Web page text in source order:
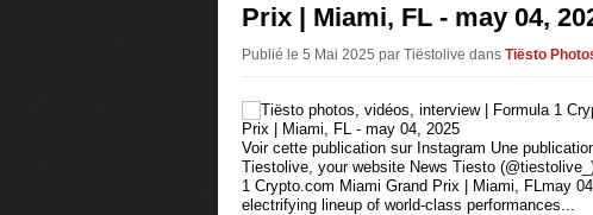
Prix | Miami, FL - may 04,
Publié le 5 Mai 2025 par Tiëstolive dans Tiësto
Voir cette publication sur Instagram Une
Tiestolive, your website News Tiesto
1 Crypto.com Miami Grand Prix | Miami, FLmay
electrifying lineup of world-class performances...